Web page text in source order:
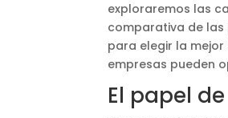
exploraremos las
comparativa de las
para elegir la mejor
empresas pueden
El papel